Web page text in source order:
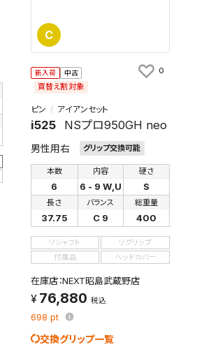
C
新入荷 中古
買替え割対象
ピン アイアンセット
i525 NSプロ950GH neo
男性用右 グリップ交換可能
本数
6
内容
6 - 9 W,U
硬さ
S
長さ
37.75
バランス
C 9
総重量
400
リシャフト
リグリップ
付属品
ヘッドカバー
在庫店：NEXT昭島武蔵野店
76,880 税込
698 pt
交換グリップ一覧
0